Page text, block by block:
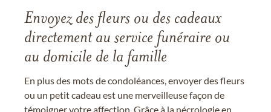
Envoyez des fleurs ou des cadeaux
directement au service funéraire ou
au domicile de la famille
En plus des mots de condoléances, envoyer des fleurs
ou un petit cadeau est une merveilleuse façon de
témoigner votre affection. Grâce à la nécrologie en